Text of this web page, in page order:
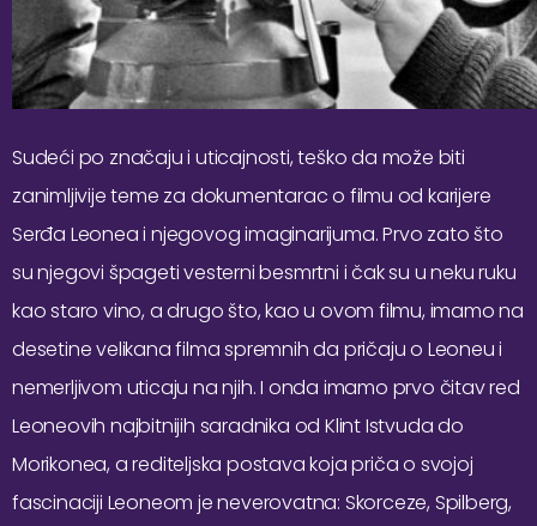
Sudeći po značaju i uticajnosti, teško da može biti
zanimljivije teme za dokumentarac o filmu od karijere
Serđa Leonea i njegovog imaginarijuma. Prvo zato što
su njegovi špageti vesterni besmrtni i čak su u neku ruku
kao staro vino, a drugo što, kao u ovom filmu, imamo na
desetine velikana filma spremnih da pričaju o Leoneu i
nemerljivom uticaju na njih. I onda imamo prvo čitav red
Leoneovih najbitnijih saradnika od Klint Istvuda do
Morikonea, a rediteljska postava koja priča o svojoj
fascinaciji Leoneom je neverovatna: Skorceze, Spilberg,